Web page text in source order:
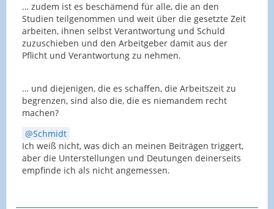
… zudem ist es beschämend für alle, die an den
Studien teilgenommen und weit über die gesetzte Zeit
arbeiten, ihnen selbst Verantwortung und Schuld
zuzuschieben und den Arbeitgeber damit aus der
Pflicht und Verantwortung zu nehmen.
… und diejenigen, die es schaffen, die Arbeitszeit zu
begrenzen, sind also die, die es niemandem recht
machen?
Schmidt
Ich weiß nicht, was dich an meinen Beiträgen triggert,
aber die Unterstellungen und Deutungen deinerseits
empfinde ich als nicht angemessen.